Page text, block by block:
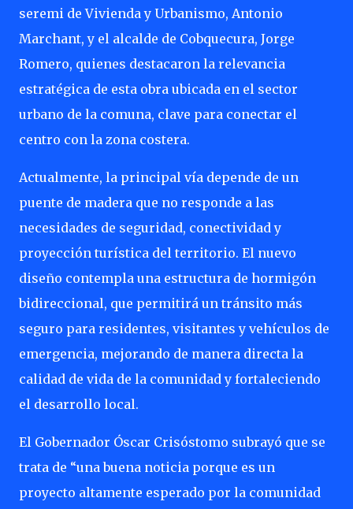
seremi de Vivienda y Urbanismo, Antonio
Marchant, y el alcalde de Cobquecura, Jorge
Romero, quienes destacaron la relevancia
estratégica de esta obra ubicada en el sector
urbano de la comuna, clave para conectar el
centro con la zona costera.
Actualmente, la principal vía depende de un
puente de madera que no responde a las
necesidades de seguridad, conectividad y
proyección turística del territorio. El nuevo
diseño contempla una estructura de hormigón
bidireccional, que permitirá un tránsito más
seguro para residentes, visitantes y vehículos de
emergencia, mejorando de manera directa la
calidad de vida de la comunidad y fortaleciendo
el desarrollo local.
El Gobernador Óscar Crisóstomo subrayó que se
trata de “una buena noticia porque es un
proyecto altamente esperado por la comunidad